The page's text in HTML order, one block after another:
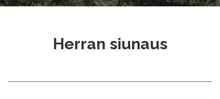
Herran siunaus